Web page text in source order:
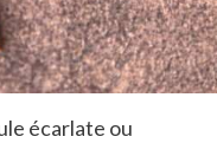
écarlate ou